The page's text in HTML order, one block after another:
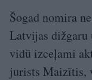
Šogad nomira
Latvijas
vidū izceļami
jurists Maizītis,